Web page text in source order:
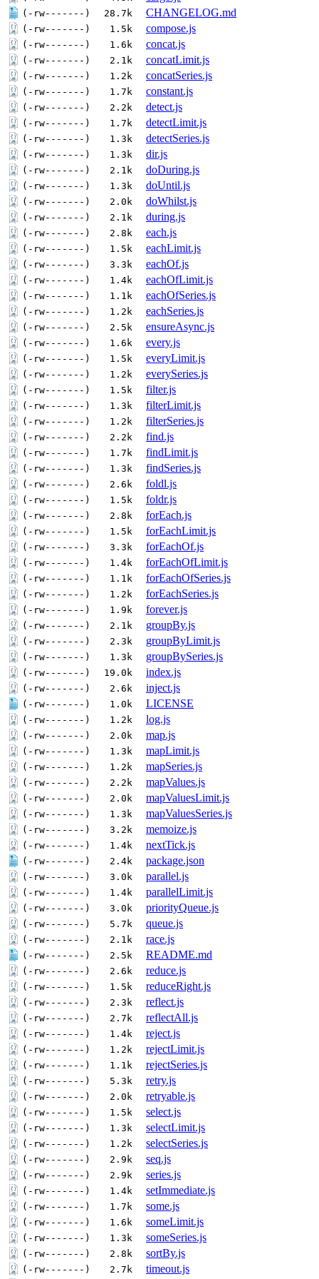
(-rw-------) 28.7k CHANGELOG.md
(-rw-------) 1.5k compose.js
(-rw-------) 1.6k concat.js
(-rw-------) 2.1k concatLimit.js
(-rw-------) 1.2k concatSeries.js
(-rw-------) 1.7k constant.js
(-rw-------) 2.2k detect.js
(-rw-------) 1.7k detectLimit.js
(-rw-------) 1.3k detectSeries.js
(-rw-------) 1.3k dir.js
(-rw-------) 2.1k doDuring.js
(-rw-------) 1.3k doUntil.js
(-rw-------) 2.0k doWhilst.js
(-rw-------) 2.1k during.js
(-rw-------) 2.8k each.js
(-rw-------) 1.5k eachLimit.js
(-rw-------) 3.3k eachOf.js
(-rw-------) 1.4k eachOfLimit.js
(-rw-------) 1.1k eachOfSeries.js
(-rw-------) 1.2k eachSeries.js
(-rw-------) 2.5k ensureAsync.js
(-rw-------) 1.6k every.js
(-rw-------) 1.5k everyLimit.js
(-rw-------) 1.2k everySeries.js
(-rw-------) 1.5k filter.js
(-rw-------) 1.3k filterLimit.js
(-rw-------) 1.2k filterSeries.js
(-rw-------) 2.2k find.js
(-rw-------) 1.7k findLimit.js
(-rw-------) 1.3k findSeries.js
(-rw-------) 2.6k foldl.js
(-rw-------) 1.5k foldr.js
(-rw-------) 2.8k forEach.js
(-rw-------) 1.5k forEachLimit.js
(-rw-------) 3.3k forEachOf.js
(-rw-------) 1.4k forEachOfLimit.js
(-rw-------) 1.1k forEachOfSeries.js
(-rw-------) 1.2k forEachSeries.js
(-rw-------) 1.9k forever.js
(-rw-------) 2.1k groupBy.js
(-rw-------) 2.3k groupByLimit.js
(-rw-------) 1.3k groupBySeries.js
(-rw-------) 19.0k index.js
(-rw-------) 2.6k inject.js
(-rw-------) 1.0k LICENSE
(-rw-------) 1.2k log.js
(-rw-------) 2.0k map.js
(-rw-------) 1.3k mapLimit.js
(-rw-------) 1.2k mapSeries.js
(-rw-------) 2.2k mapValues.js
(-rw-------) 2.0k mapValuesLimit.js
(-rw-------) 1.3k mapValuesSeries.js
(-rw-------) 3.2k memoize.js
(-rw-------) 1.4k nextTick.js
(-rw-------) 2.4k package.json
(-rw-------) 3.0k parallel.js
(-rw-------) 1.4k parallelLimit.js
(-rw-------) 3.0k priorityQueue.js
(-rw-------) 5.7k queue.js
(-rw-------) 2.1k race.js
(-rw-------) 2.5k README.md
(-rw-------) 2.6k reduce.js
(-rw-------) 1.5k reduceRight.js
(-rw-------) 2.3k reflect.js
(-rw-------) 2.7k reflectAll.js
(-rw-------) 1.4k reject.js
(-rw-------) 1.2k rejectLimit.js
(-rw-------) 1.1k rejectSeries.js
(-rw-------) 5.3k retry.js
(-rw-------) 2.0k retryable.js
(-rw-------) 1.5k select.js
(-rw-------) 1.3k selectLimit.js
(-rw-------) 1.2k selectSeries.js
(-rw-------) 2.9k seq.js
(-rw-------) 2.9k series.js
(-rw-------) 1.4k setImmediate.js
(-rw-------) 1.7k some.js
(-rw-------) 1.6k someLimit.js
(-rw-------) 1.3k someSeries.js
(-rw-------) 2.8k sortBy.js
(-rw-------) 2.7k
timeout.js